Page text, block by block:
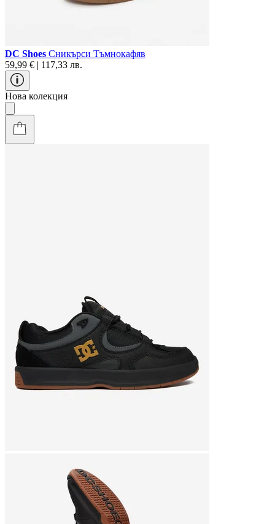
DC Shoes Сникърси Тъмнокафяв
59,99 € | 117,33 лв.
Нова колекция